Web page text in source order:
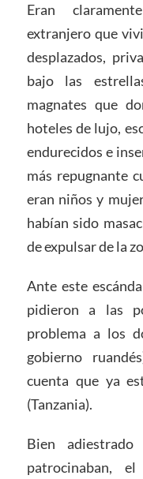
Eran
extranjero que
desplazados,
bajo las
magnates que
hoteles de lujo,
endurecidos e
más repugnante
eran niños y
habían sido
de expulsar de la
Ante este
pidieron a las
problema a los
gobierno
cuenta que ya
(Tanzania).
Bien
patrocinaban,